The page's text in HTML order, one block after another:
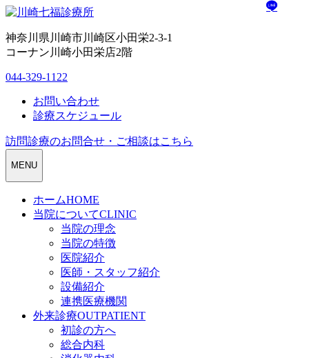
神奈川県川崎市川崎区小田栄2-3-1
コーナン川崎小田栄店2階
044-329-1122
お問い合わせ
診療スケジュール
訪問診療のお問合せ・ご相談はこちら
MENU
ホームHOME
当院についてCLINIC
当院の理念
当院の特徴
医院紹介
医師・スタッフ紹介
設備紹介
連携医療機関
外来診療OUTPATIENT
初診の方へ
総合内科